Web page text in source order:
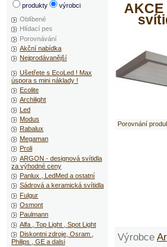
Porovnání
Výrobce
produkty
výrobci
Oblíbené
Hlídací pes
Porovnávání
Akční nabídka
Nejprodávanější
Ušetřete s EcoLed ! Max
úspora s mini náklady !
Ecolite
Archilight
Led
Modus
Rabalux
Megaman
Proli
ARGON - designová svítidla
za výhodné ceny
Panlux , LedMed a ostatní
Sádrová a keramická svítidla
Fulgur
Osmont
Paulmann
Alfa , Top Light , Spot Light
Diskontni zdroje, Osram ,
Philips , GE a dalsi